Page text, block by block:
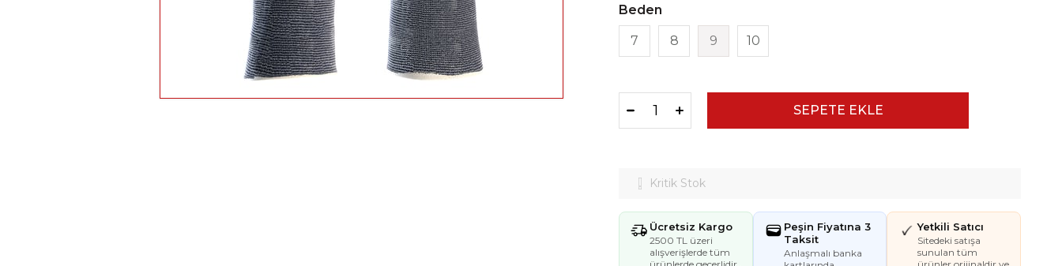
Beden
7 8 9 10
Kritik Stok
Ücretsiz Kargo
2500 TL üzeri
alışverişlerde tüm
Peşin Fiyatına 3
Taksit
Anlaşmalı banka
Yetkili Satıcı
Sitedeki satışa
sunulan tüm